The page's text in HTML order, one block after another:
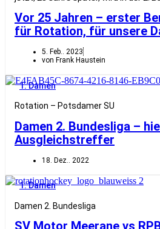
Vor 25 Jahren – erster
für Rotation, für unsere
5. Feb.. 2023
von Frank Haustein
1. Damen
Rotation – Potsdamer SU
Damen 2. Bundesliga –
Ausgleichstreffer
18. Dez.. 2022
1. Damen
Damen 2. Bundesliga